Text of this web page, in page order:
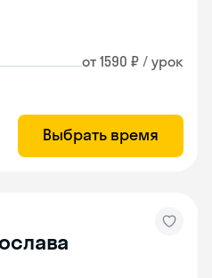
от 1590 ₽ / урок
Выбрать время